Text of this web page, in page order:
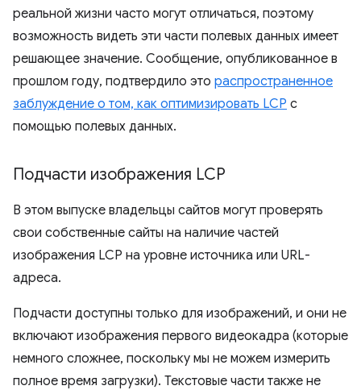
реальной жизни часто могут отличаться, поэтому
возможность видеть эти части полевых данных имеет
решающее значение. Сообщение, опубликованное в
прошлом году, подтвердило это распространенное
заблуждение о том, как оптимизировать LCP с
помощью полевых данных.
Подчасти изображения LCP
В этом выпуске владельцы сайтов могут проверять
свои собственные сайты на наличие частей
изображения LCP на уровне источника или URL-
адреса.
Подчасти доступны только для изображений, и они не
включают изображения первого видеокадра (которые
немного сложнее, поскольку мы не можем измерить
полное время загрузки). Текстовые части также не